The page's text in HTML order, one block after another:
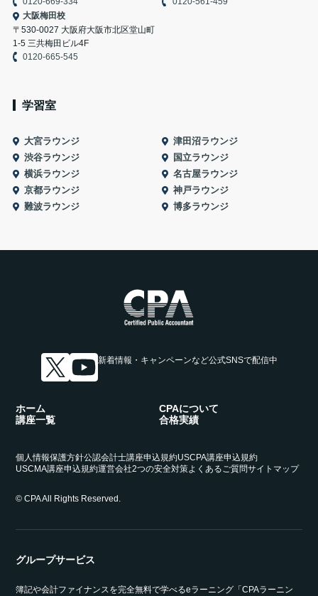
大阪梅田校
〒530-0027 大阪府大阪市北区堂山町
1-5 三共梅田ビル4F
0120-665-545
学習室
大宮ラウンジ
津田沼ラウンジ
渋谷ラウンジ
国立ラウンジ
横浜ラウンジ
名古屋ラウンジ
京都ラウンジ
神戸ラウンジ
難波ラウンジ
博多ラウンジ
新着情報・キャンペーンなど公式SNSで配信中
ホーム
CPAについて
講座一覧
合格実績
個人情報保護方針公認会計士講座申込規約USCPA講座申込規約
USCMA講座申込規約運営会社2つの安全対策よくあるご質問サイトマップ
© CPA All Rights Reserved.
グループサービス
簿記や会計ファイナンスを完全無料で学べるeラーニング「CPAラーニン